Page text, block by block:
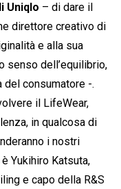
Uniqlo – di dare il
direttore creativo di
e alla sua
senso dell’equilibrio,
del consumatore -.
il LifeWear,
in qualcosa di
i nostri
Yukihiro Katsuta,
e capo della R&S